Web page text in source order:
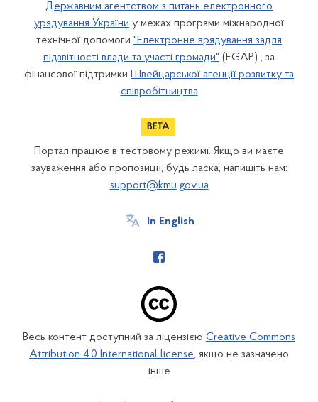
Державним агентством з питань електронного
урядування України у межах програми міжнародної
технічної допомоги "Електронне врядування задля
підзвітності влади та участі громади" (EGAP) , за
фінансової підтримки Швейцарської агенції розвитку та
співробітництва
Портал працює в тестовому режимі. Якщо ви маєте
зауваження або пропозиції, будь ласка, напишіть нам:
support@kmu.gov.ua
In English
Весь контент доступний за ліцензією Creative Commons
Attribution 4.0 International license, якщо не зазначено
інше